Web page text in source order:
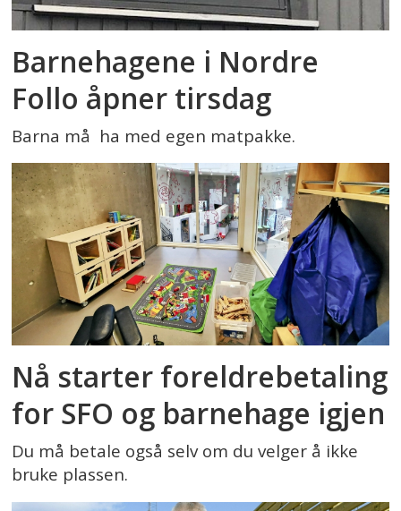
Barnehagene i Nordre
Follo åpner tirsdag
Barna må ha med egen matpakke.
Nå starter foreldrebetaling
for SFO og barnehage igjen
Du må betale også selv om du velger å ikke
bruke plassen.